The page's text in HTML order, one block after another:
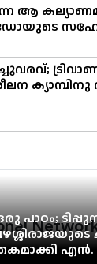
ആ
പാഠം;
എൻ.